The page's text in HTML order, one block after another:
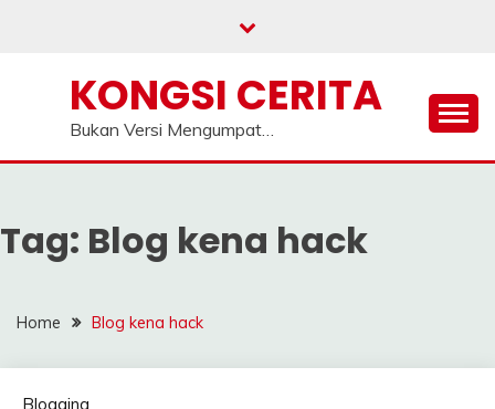
KONGSI CERITA
Bukan Versi Mengumpat…
Tag: Blog kena hack
Home Blog kena hack
Blogging